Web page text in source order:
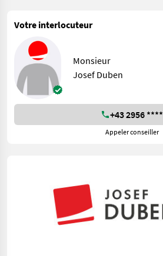
Votre interlocuteur
Monsieur
Josef Duben
+43 2956 ****
Appeler conseiller